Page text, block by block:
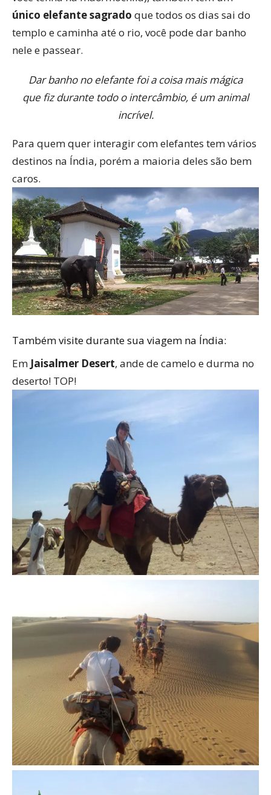
único elefante sagrado que todos os dias sai do
templo e caminha até o rio, você pode dar banho
nele e passear.
Dar banho no elefante foi a coisa mais mágica
que fiz durante todo o intercâmbio, é um animal
incrível.
Para quem quer interagir com elefantes tem vários
destinos na Índia, porém a maioria deles são bem
caros.
Também visite durante sua viagem na Índia:
Em Jaisalmer Desert, ande de camelo e durma no
deserto! TOP!